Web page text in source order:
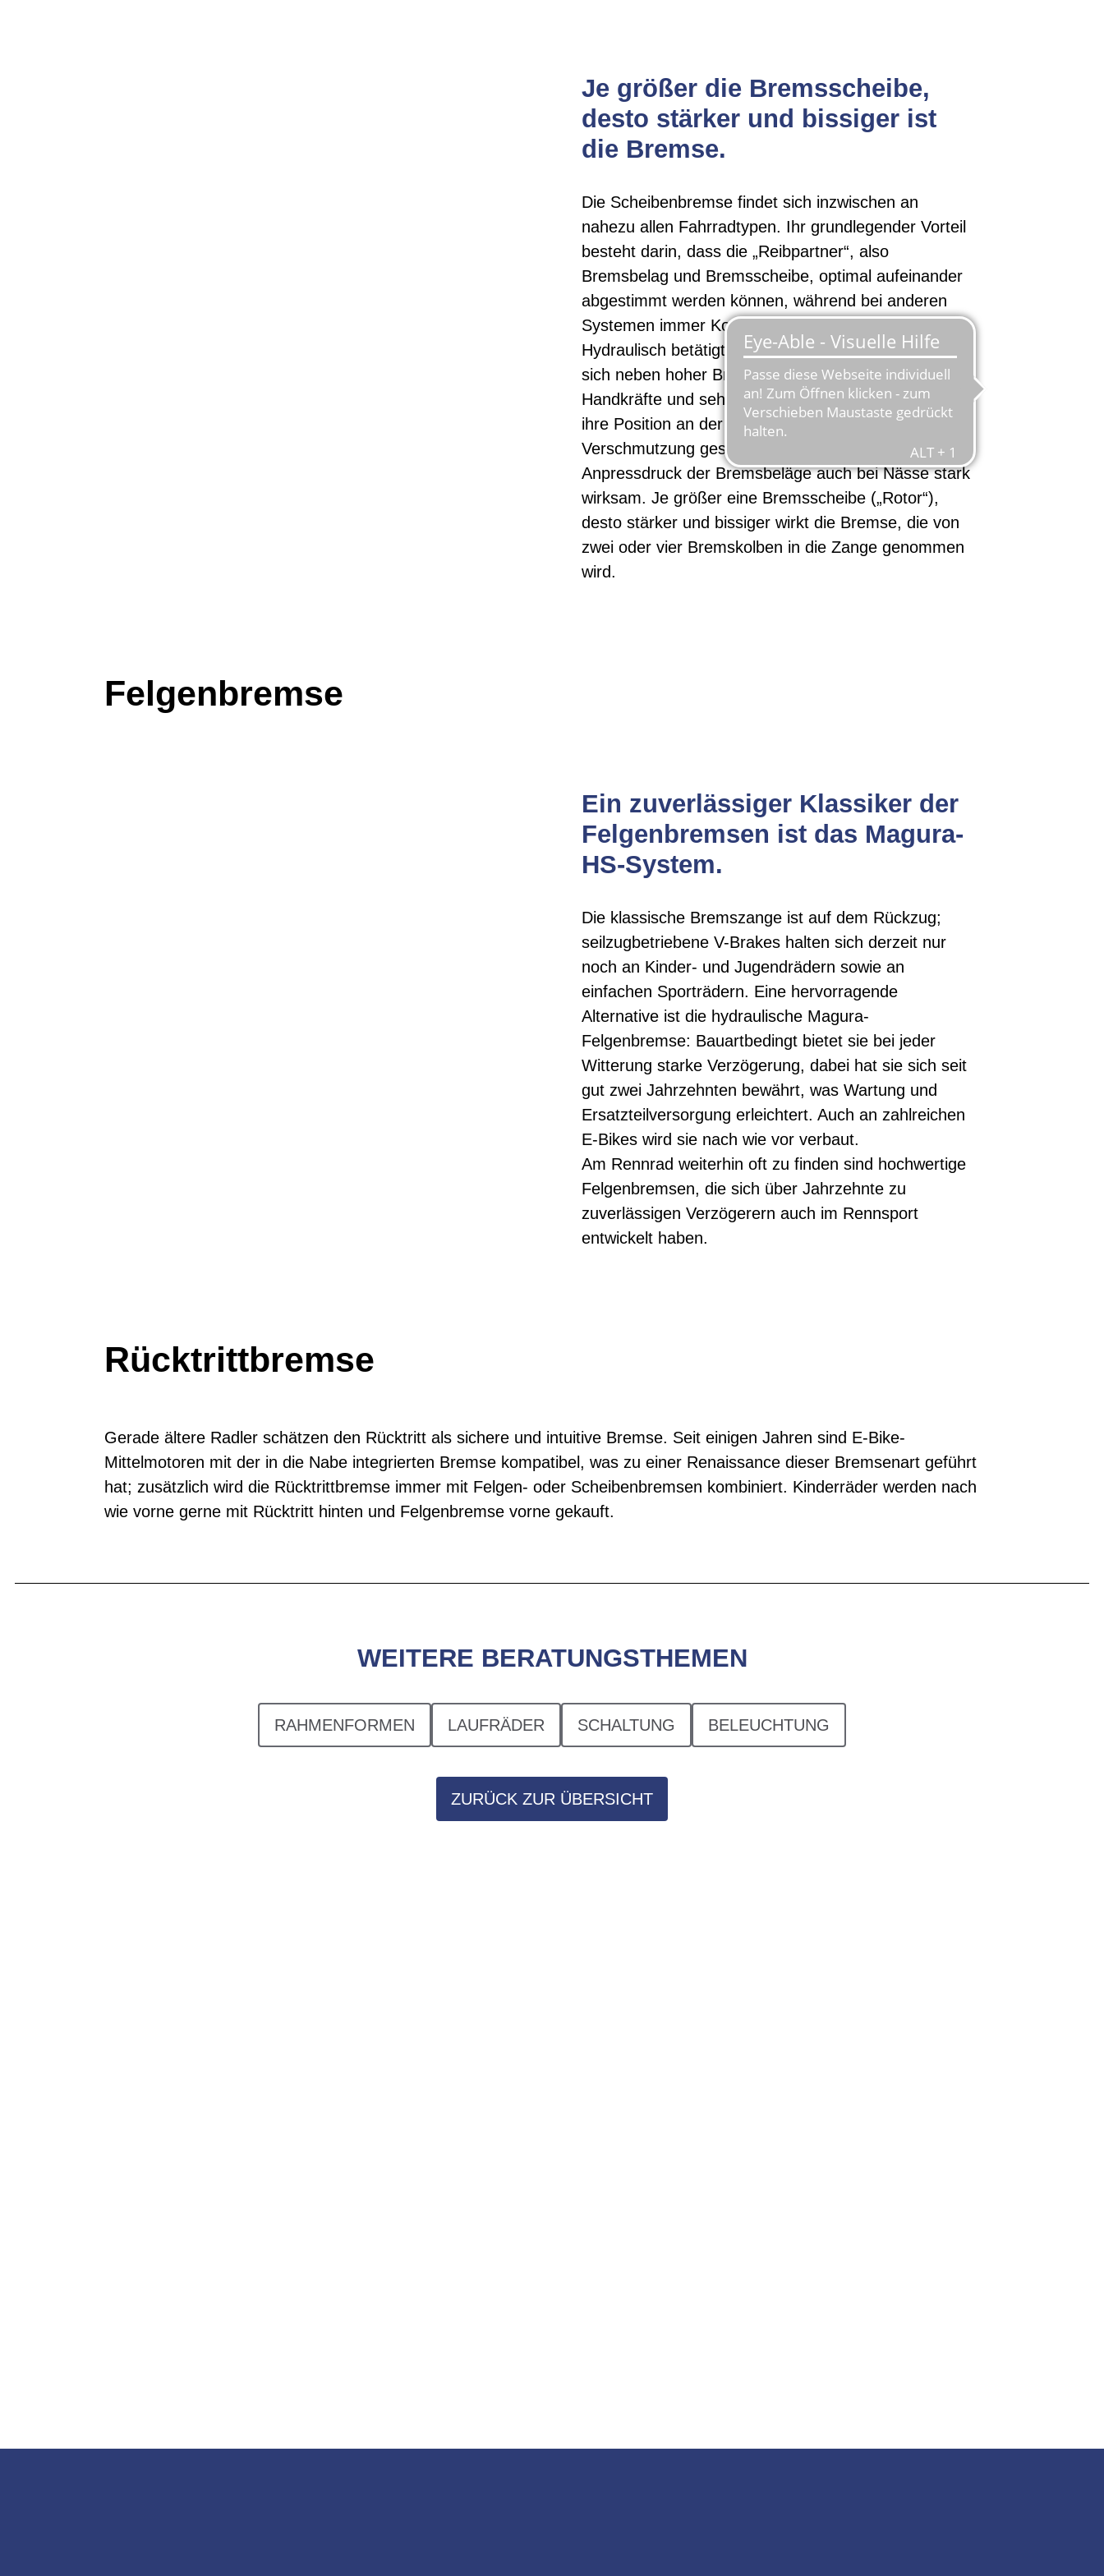
Je größer die Bremsscheibe,
desto stärker und bissiger ist
die Bremse.
Die Scheibenbremse findet sich inzwischen an
nahezu allen Fahrradtypen. Ihr grundlegender Vorteil
besteht darin, dass die „Reibpartner“, also
Bremsbelag und Bremsscheibe, optimal aufeinander
abgestimmt werden können, während bei anderen
Systemen immer Kompromisse nötig sind.
Hydraulisch betätigte Scheibenbremsen zeichnen
sich neben hoher Bremswirkung durch geringe
Handkräfte und sehr gute Dosierbarkeit aus; durch
ihre Position an der Nabe sind sie gut vor
Verschmutzung geschützt, durch den hohen
Anpressdruck der Bremsbeläge auch bei Nässe stark
wirksam. Je größer eine Bremsscheibe („Rotor“),
desto stärker und bissiger wirkt die Bremse, die von
zwei oder vier Bremskolben in die Zange genommen
wird.
Felgenbremse
Ein zuverlässiger Klassiker der
Felgenbremsen ist das Magura-
HS-System.
Die klassische Bremszange ist auf dem Rückzug;
seilzugbetriebene V-Brakes halten sich derzeit nur
noch an Kinder- und Jugendrädern sowie an
einfachen Sporträdern. Eine hervorragende
Alternative ist die hydraulische Magura-
Felgenbremse: Bauartbedingt bietet sie bei jeder
Witterung starke Verzögerung, dabei hat sie sich seit
gut zwei Jahrzehnten bewährt, was Wartung und
Ersatzteilversorgung erleichtert. Auch an zahlreichen
E-Bikes wird sie nach wie vor verbaut.
Am Rennrad weiterhin oft zu finden sind hochwertige
Felgenbremsen, die sich über Jahrzehnte zu
zuverlässigen Verzögerern auch im Rennsport
entwickelt haben.
Rücktrittbremse
Gerade ältere Radler schätzen den Rücktritt als sichere und intuitive Bremse. Seit einigen Jahren sind E-Bike-
Mittelmotoren mit der in die Nabe integrierten Bremse kompatibel, was zu einer Renaissance dieser Bremsenart geführt
hat; zusätzlich wird die Rücktrittbremse immer mit Felgen- oder Scheibenbremsen kombiniert. Kinderräder werden nach
wie vorne gerne mit Rücktritt hinten und Felgenbremse vorne gekauft.
WEITERE BERATUNGSTHEMEN
RAHMENFORMEN LAUFRÄDER SCHALTUNG BELEUCHTUNG
ZURÜCK ZUR ÜBERSICHT